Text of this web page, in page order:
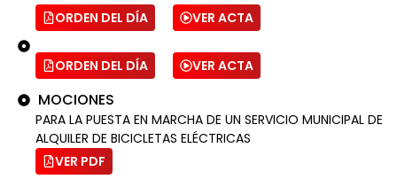
ORDEN DEL DÍA VER ACTA
ORDEN DEL DÍA VER ACTA
MOCIONES
PARA LA PUESTA EN MARCHA DE UN SERVICIO MUNICIPAL DE
ALQUILER DE BICICLETAS ELÉCTRICAS
VER PDF